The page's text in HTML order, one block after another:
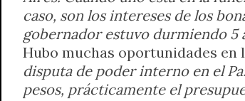
caso, son los intereses de los
gobernador estuvo durmiendo 5
Hubo muchas oportunidades en
disputa de poder interno en el
pesos, prácticamente el